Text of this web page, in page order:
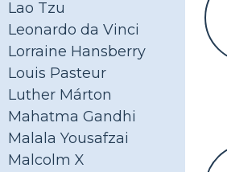
Lao Tzu
Leonardo da Vinci
Lorraine Hansberry
Louis Pasteur
Luther Márton
Mahatma Gandhi
Malala Yousafzai
Malcolm X